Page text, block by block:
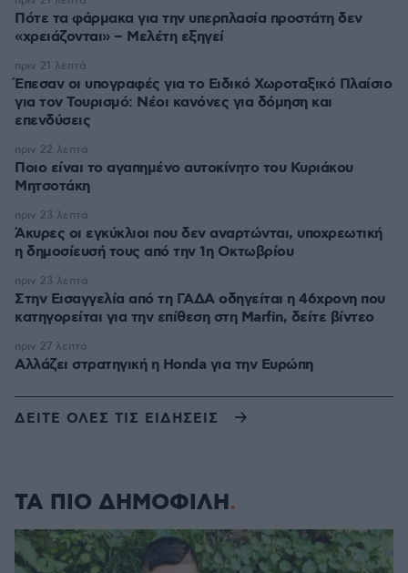
Πότε τα φάρμακα για την υπερπλασία προστάτη δεν
«χρειάζονται» – Μελέτη εξηγεί
Έπεσαν οι υπογραφές για το Ειδικό Χωροταξικό Πλαίσιο
για τον Τουρισμό: Νέοι κανόνες για δόμηση και
επενδύσεις
πριν 21 λεπτά
Ποιο είναι το αγαπημένο αυτοκίνητο του Κυριάκου
Μητσοτάκη
πριν 22 λεπτά
Άκυρες οι εγκύκλιοι που δεν αναρτώνται, υποχρεωτική
η δημοσίευσή τους από την 1η Οκτωβρίου
πριν 23 λεπτά
Στην Εισαγγελία από τη ΓΑΔΑ οδηγείται η 46χρονη που
κατηγορείται για την επίθεση στη Marfin, δείτε βίντεο
πριν 23 λεπτά
Αλλάζει στρατηγική η Honda για την Ευρώπη
πριν 27 λεπτά
ΔΕΙΤΕ ΟΛΕΣ ΤΙΣ ΕΙΔΗΣΕΙΣ
ΤΑ ΠΙΟ ΔΗΜΟΦΙΛΗ